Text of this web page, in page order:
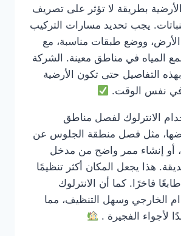
بطريقة لا تؤثر على تصريف
يجب تحديد مسارات التركيب
الأرض، ووضع طبقات مناسبة، مع
المياه في مناطق معينة. الشركة
بهذه التفاصيل حتى تكون الأرضية
في نفس الوقت.
الانترلوك لفصل مناطق
مثل فصل منطقة الجلوس عن
أو إنشاء ممر واضح من مدخل
هذا يجعل المكان أكثر تنظيمًا
فاخرًا. كما أن الانترلوك
الخارجي وسهل التنظيف، مما
لأجواء الفجيرة .